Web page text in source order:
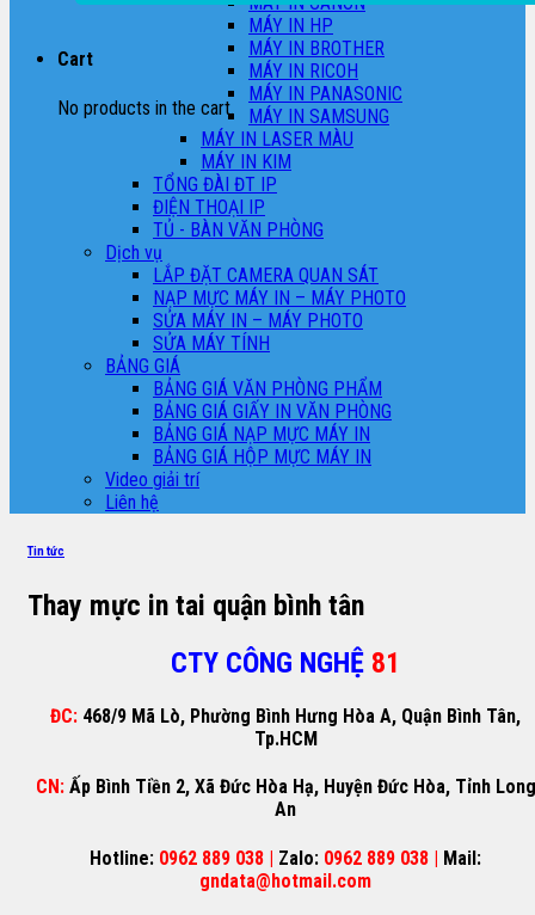
Cart
No products in the cart.
MÁY IN HP
MÁY IN BROTHER
MÁY IN RICOH
MÁY IN PANASONIC
MÁY IN SAMSUNG
MÁY IN LASER MÀU
MÁY IN KIM
TỔNG ĐÀI ĐT IP
ĐIỆN THOẠI IP
TỦ - BÀN VĂN PHÒNG
Dịch vụ
LẮP ĐẶT CAMERA QUAN SÁT
NẠP MỰC MÁY IN – MÁY PHOTO
SỬA MÁY IN – MÁY PHOTO
SỬA MÁY TÍNH
BẢNG GIÁ
BẢNG GIÁ VĂN PHÒNG PHẨM
BẢNG GIÁ GIẤY IN VĂN PHÒNG
BẢNG GIÁ NẠP MỰC MÁY IN
BẢNG GIÁ HỘP MỰC MÁY IN
Video giải trí
Liên hệ
Tin tức
Thay mực in tai quận bình tân
CTY CÔNG NGHỆ 81
ĐC: 468/9 Mã Lò, Phường Bình Hưng Hòa A, Quận Bình Tân,
Tp.HCM
CN: Ấp Bình Tiền 2, Xã Đức Hòa Hạ, Huyện Đức Hòa, Tỉnh Long
An
Hotline: 0962 889 038 | Zalo: 0962 889 038 | Mail:
gndata@hotmail.com